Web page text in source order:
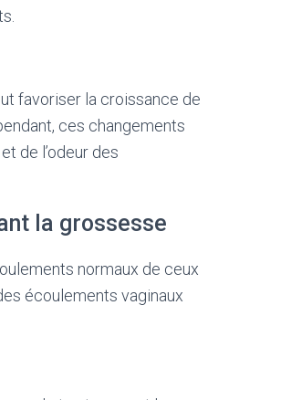
favoriser la croissance de
ces changements
de l’odeur des
la grossesse
normaux de ceux
écoulements vaginaux